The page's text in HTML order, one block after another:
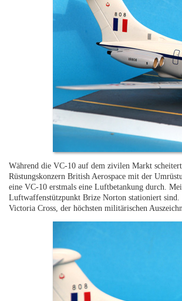
Während die VC-10 auf dem zivilen Markt
Rüstungskonzern British Aerospace mit der
eine VC-10 erstmals eine Luftbetankung durch.
Luftwaffenstützpunkt Brize Norton stationiert sind.
Victoria Cross, der höchsten militärischen